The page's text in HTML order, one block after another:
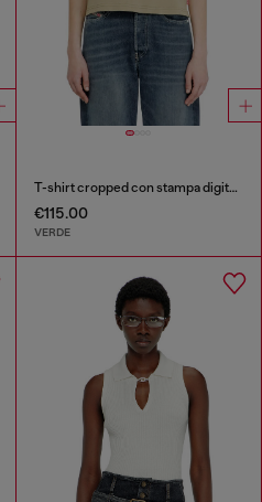
T-shirt cropped con stampa digitale
€115.00
VERDE